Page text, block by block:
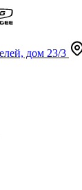
дом 23/3